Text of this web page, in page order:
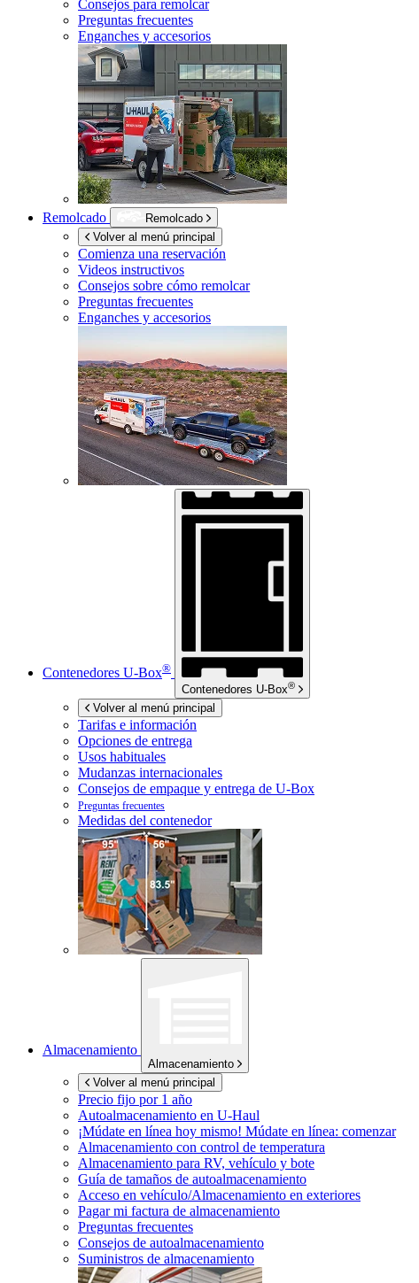
Consejos para remolcar
Preguntas frecuentes
Enganches y accesorios
Remolcado
Remolcado
Volver al menú principal
Comienza una reservación
Videos instructivos
Consejos sobre cómo remolcar
Preguntas frecuentes
Enganches y accesorios
Contenedores U-Box®
Contenedores U-Box®
Volver al menú principal
Tarifas e información
Opciones de entrega
Usos habituales
Mudanzas internacionales
Consejos de empaque y entrega de U-Box
Preguntas frecuentes
Medidas del contenedor
Almacenamiento
Almacenamiento
Volver al menú principal
Precio fijo por 1 año
Autoalmacenamiento en U-Haul
¡Múdate en línea hoy mismo! Múdate en línea: comenzar
Almacenamiento con control de temperatura
Almacenamiento para RV, vehículo y bote
Guía de tamaños de autoalmacenamiento
Acceso en vehículo/Almacenamiento en exteriores
Pagar mi factura de almacenamiento
Preguntas frecuentes
Consejos de autoalmacenamiento
Suministros de almacenamiento